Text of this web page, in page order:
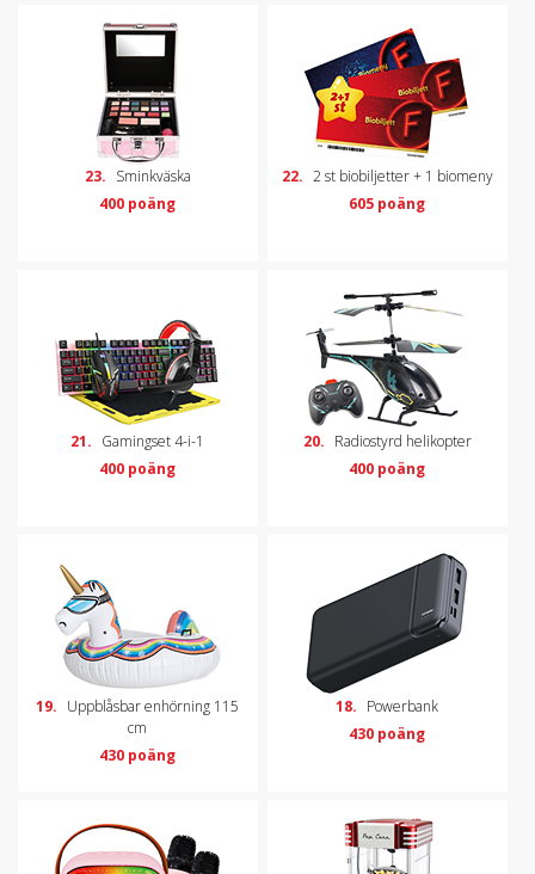
23. Sminkväska
400 poäng
22. 2 st biobiljetter + 1 biomeny
605 poäng
21. Gamingset 4-i-1
400 poäng
20. Radiostyrd helikopter
400 poäng
19. Uppblåsbar enhörning 115
cm
430 poäng
18. Powerbank
430 poäng